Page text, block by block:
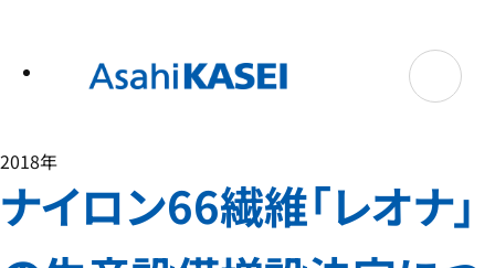
2018年
ナイロン66繊維「レオナ」